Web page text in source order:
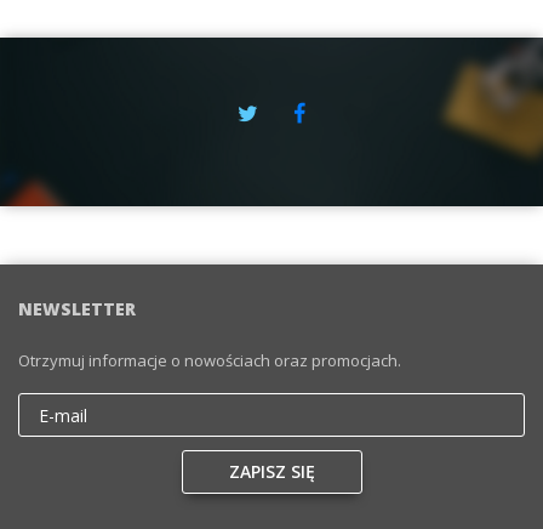
NEWSLETTER
Otrzymuj informacje o nowościach oraz promocjach.
ZAPISZ SIĘ